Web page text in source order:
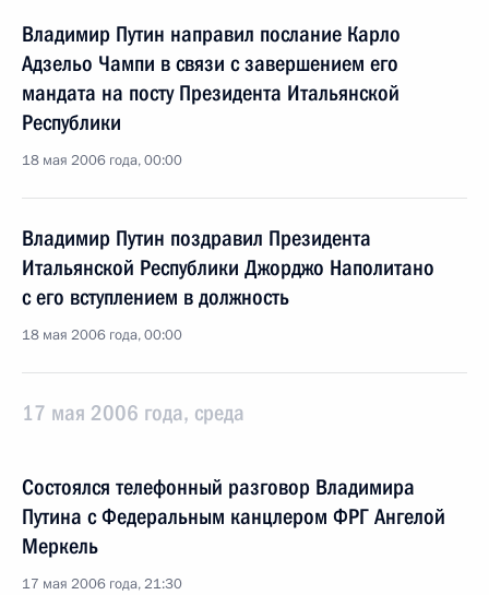
Владимир Путин направил послание Карло
Адзельо Чампи в связи с завершением его
мандата на посту Президента Итальянской
Республики
18 мая 2006 года, 00:00
Владимир Путин поздравил Президента
Итальянской Республики Джорджо Наполитано
с его вступлением в должность
18 мая 2006 года, 00:00
17 мая 2006 года, среда
Состоялся телефонный разговор Владимира
Путина с Федеральным канцлером ФРГ Ангелой
Меркель
17 мая 2006 года, 21:30